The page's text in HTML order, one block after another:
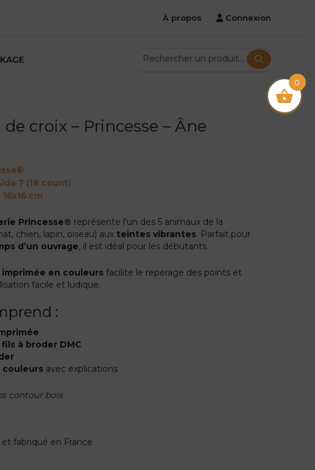
À propos Connexion
croix – Princesse – Âne
7 (18 count)
16x16 cm
Princesse® représente l’un des 5 animaux de la
chien, lapin, oiseau) aux teintes vibrantes. Parfait pour
d’un ouvrage, il est idéal pour les débutants.
en couleurs facilite le repérage des points et
facile et ludique.
:
à broder DMC
couleurs avec explications
contour bois
fabriqué en France
0